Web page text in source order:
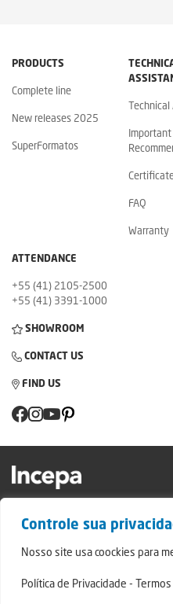
Controle sua
Nosso site usa coockies para
Política de Privacidade -
PRODUCTS
Complete line
New releases 2025
SuperFormatos
Important
FAQ
Warranty
ATTENDANCE
+55 (41) 2105-2500
+55 (41) 3391-1000
SHOWROOM
CONTACT US
FIND US
Code: 83.607-240
© 2024 - Incepa Ceramic Coatings, all